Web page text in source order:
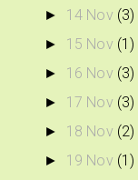
► 14 Nov (3)
► 15 Nov (1)
► 16 Nov (3)
► 17 Nov (3)
► 18 Nov (2)
► 19 Nov (1)